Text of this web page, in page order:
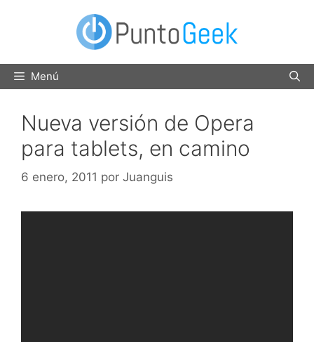
Menú
Nueva versión de Opera
para tablets, en camino
6 enero, 2011 por Juanguis